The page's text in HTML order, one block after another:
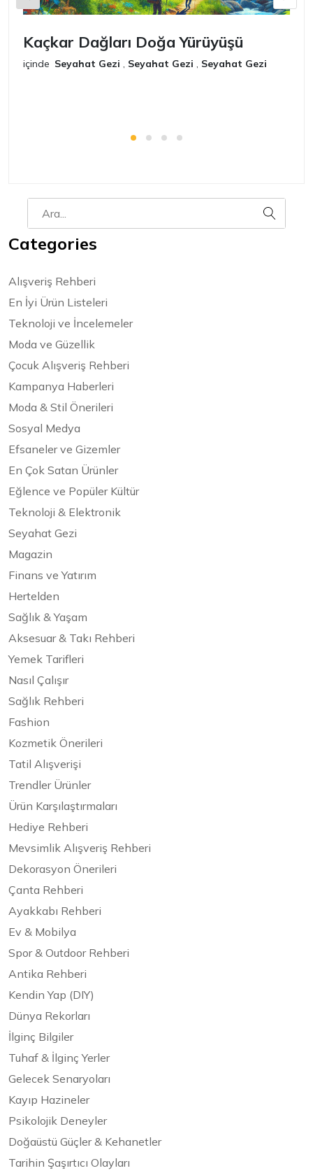
Kaçkar Dağları Doğa Yürüyüşü
içinde Seyahat Gezi , Seyahat Gezi , Seyahat Gezi
Categories
Alışveriş Rehberi
En İyi Ürün Listeleri
Teknoloji ve İncelemeler
Moda ve Güzellik
Çocuk Alışveriş Rehberi
Kampanya Haberleri
Moda & Stil Önerileri
Sosyal Medya
Efsaneler ve Gizemler
En Çok Satan Ürünler
Eğlence ve Popüler Kültür
Teknoloji & Elektronik
Seyahat Gezi
Magazin
Finans ve Yatırım
Hertelden
Sağlık & Yaşam
Aksesuar & Takı Rehberi
Yemek Tarifleri
Nasıl Çalışır
Sağlık Rehberi
Fashion
Kozmetik Önerileri
Tatil Alışverişi
Trendler Ürünler
Ürün Karşılaştırmaları
Hediye Rehberi
Mevsimlik Alışveriş Rehberi
Dekorasyon Önerileri
Çanta Rehberi
Ayakkabı Rehberi
Ev & Mobilya
Spor & Outdoor Rehberi
Antika Rehberi
Kendin Yap (DIY)
Dünya Rekorları
İlginç Bilgiler
Tuhaf & İlginç Yerler
Gelecek Senaryoları
Kayıp Hazineler
Psikolojik Deneyler
Doğaüstü Güçler & Kehanetler
Tarihin Şaşırtıcı Olayları